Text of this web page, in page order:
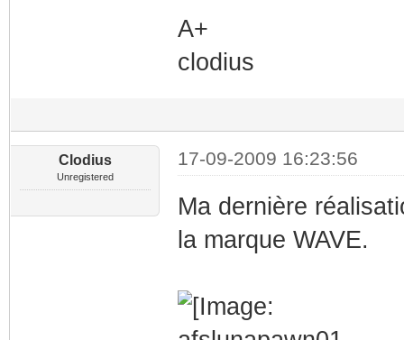
A+
clodius
Clodius
Unregistered
17-09-2009 16:23:56
Ma dernière
la marque WAVE.